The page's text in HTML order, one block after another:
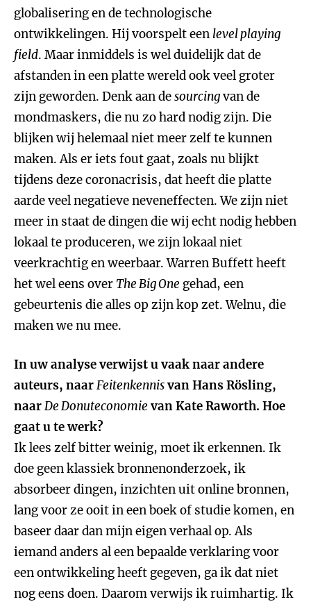
globalisering en de technologische
ontwikkelingen. Hij voorspelt een level playing
field. Maar inmiddels is wel duidelijk dat de
afstanden in een platte wereld ook veel groter
zijn geworden. Denk aan desourcingvan de
mondmaskers, die nu zo hard nodig zijn. Die
blijken wij helemaal niet meer zelf te kunnen
maken. Als er iets fout gaat, zoals nu blijkt
tijdens deze coronacrisis, dat heeft die platte
aarde veel negatieve neveneffecten. We zijn niet
meer in staat de dingen die wij echt nodig hebben
lokaal te produceren, we zijn lokaal niet
veerkrachtig en weerbaar. Warren Buffett heeft
het wel eens over The Big One gehad, een
gebeurtenis die alles op zijn kop zet. Welnu, die
maken we nu mee.
In uw analyse verwijst u vaak naar andere
auteurs, naarFeitenkennisvan Hans Rösling,
naarDe Donuteconomie van Kate Raworth. Hoe
gaat u te werk?
Ik lees zelf bitter weinig, moet ik erkennen. Ik
doe geen klassiek bronnenonderzoek, ik
absorbeer dingen, inzichten uit online bronnen,
lang voor ze ooit in een boek of studie komen, en
baseer daar dan mijn eigen verhaal op. Als
iemand anders al een bepaalde verklaring voor
een ontwikkeling heeft gegeven, ga ik dat niet
nog eens doen. Daarom verwijs ik ruimhartig. Ik